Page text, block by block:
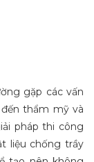
gặp các vấn
thẩm mỹ và
pháp thi công
liệu chống trầy